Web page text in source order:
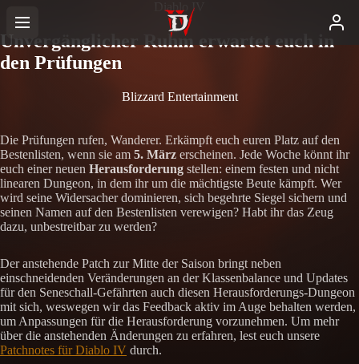
Diablo IV
Unvergänglicher Ruhm erwartet euch in
den Prüfungen
Blizzard Entertainment
Die Prüfungen rufen, Wanderer. Erkämpft euch euren Platz auf den
Bestenlisten, wenn sie am 5. März erscheinen. Jede Woche könnt ihr
euch einer neuen Herausforderung stellen: einem festen und nicht
linearen Dungeon, in dem ihr um die mächtigste Beute kämpft. Wer
wird seine Widersacher dominieren, sich begehrte Siegel sichern und
seinen Namen auf den Bestenlisten verewigen? Habt ihr das Zeug
dazu, unbestreitbar zu werden?
Der anstehende Patch zur Mitte der Saison bringt neben
einschneidenden Veränderungen an der Klassenbalance und Updates
für den Seneschall-Gefährten auch diesen Herausforderungs-Dungeon
mit sich, weswegen wir das Feedback aktiv im Auge behalten werden,
um Anpassungen für die Herausforderung vorzunehmen. Um mehr
über die anstehenden Änderungen zu erfahren, lest euch unsere
Patchnotes für Diablo IV durch.